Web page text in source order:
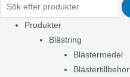
Produkter
Blästring
Blästermedel
Blästertillbehör